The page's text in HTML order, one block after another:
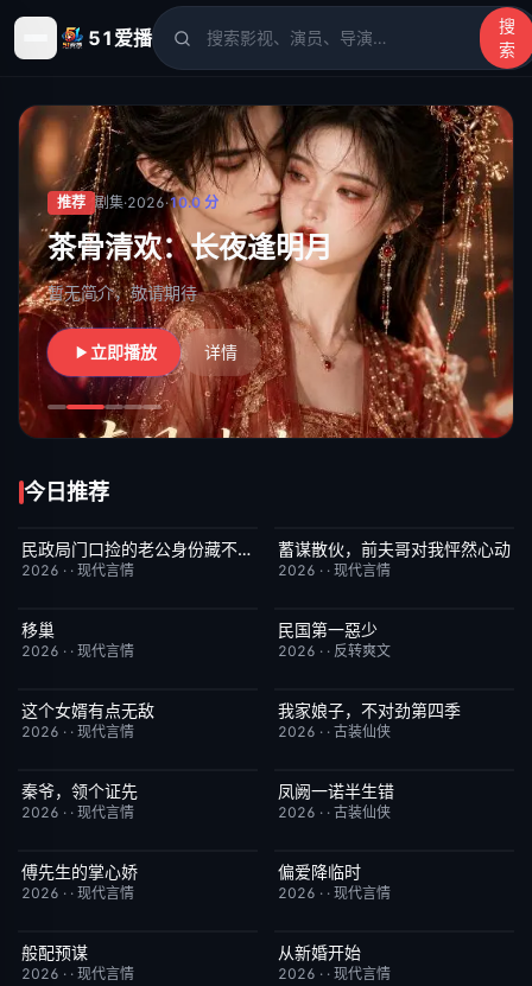
51爱播
搜
索
51爱播 - 电影、电视剧、动漫、综艺、短剧高清在线观看
推荐 剧集·2026·10.0 分
茶骨清欢：长夜逢明月
暂无简介，敬请期待
立即播放 详情
今日推荐
完结 6.0民政局门口捡的老公身份藏不住了
2026 · · 现代言情
完结 5.0
蓄谋散伙，前夫哥对我怦然心动
2026 · · 现代言情
完结
移巢
2026 · · 现代言情
完结
民国第一惡少
2026 · · 反转爽文
完结
这个女婿有点无敌
2026 · · 现代言情
完结
我家娘子，不对劲第四季
2026 · · 古装仙侠
完结
秦爷，领个证先
2026 · · 现代言情
完结
凤阙一诺半生错
2026 · · 古装仙侠
完结
傅先生的掌心娇
2026 · · 现代言情
完结
偏爱降临时
2026 · · 现代言情
完结
般配预谋
2026 · · 现代言情
完结
从新婚开始
2026 · · 现代言情